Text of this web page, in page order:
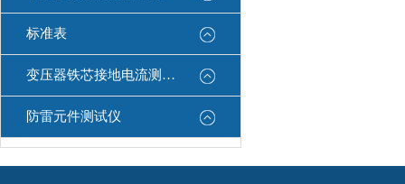
标准表
变压器铁芯接地电流测试仪
防雷元件测试仪